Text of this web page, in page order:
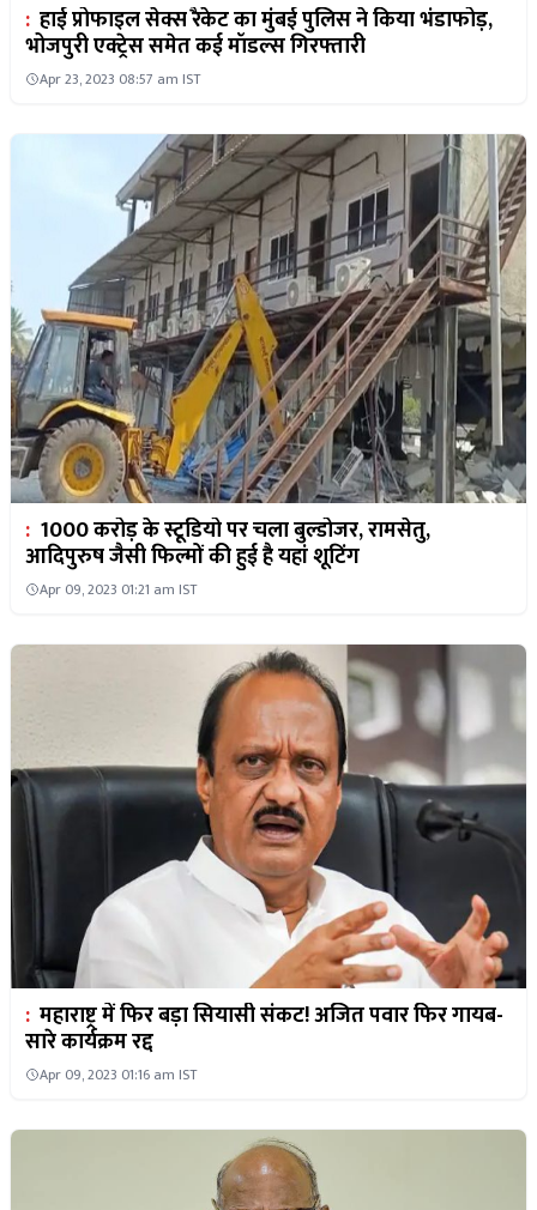
:
भोजपुरी एक्ट्रेस समेत कई मॉडल्स गिरफ्तारी
Apr 23, 2023 08:57 am IST
:
आदिपुरुष जैसी फिल्मों की हुई है यहां शूटिंग
Apr 09, 2023 01:21 am IST
:
सारे कार्यक्रम रद्द
Apr 09, 2023 01:16 am IST